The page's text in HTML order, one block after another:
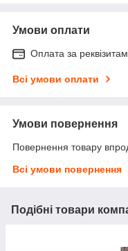
Умови оплати
Оплата за
Всі умови оплати
Умови повернення
Повернення товару
Всі умови повернення
Подібні товари